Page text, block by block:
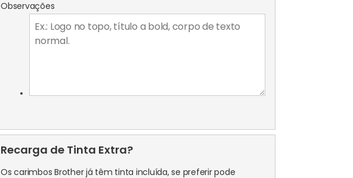
Observações
Recarga de Tinta Extra?
Os carimbos Brother já têm tinta incluída, se preferir pode